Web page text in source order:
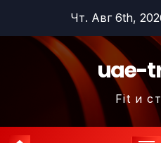
содержимому
Чт. Авг 6th,
uae-
Fit и